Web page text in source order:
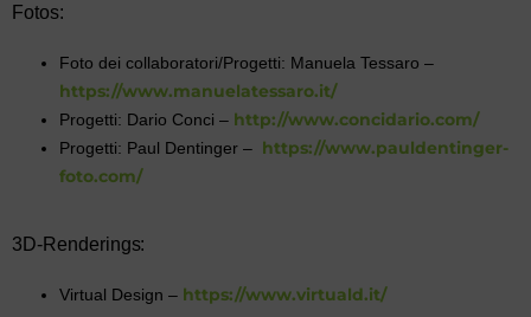
Fotos:
Foto dei collaboratori/Progetti: Manuela Tessaro –
https://www.manuelatessaro.it/
Progetti: Dario Conci – http://www.concidario.com/
Progetti: Paul Dentinger – https://www.pauldentinger-
foto.com/
3D-Renderings:
Virtual Design – https://www.virtuald.it/